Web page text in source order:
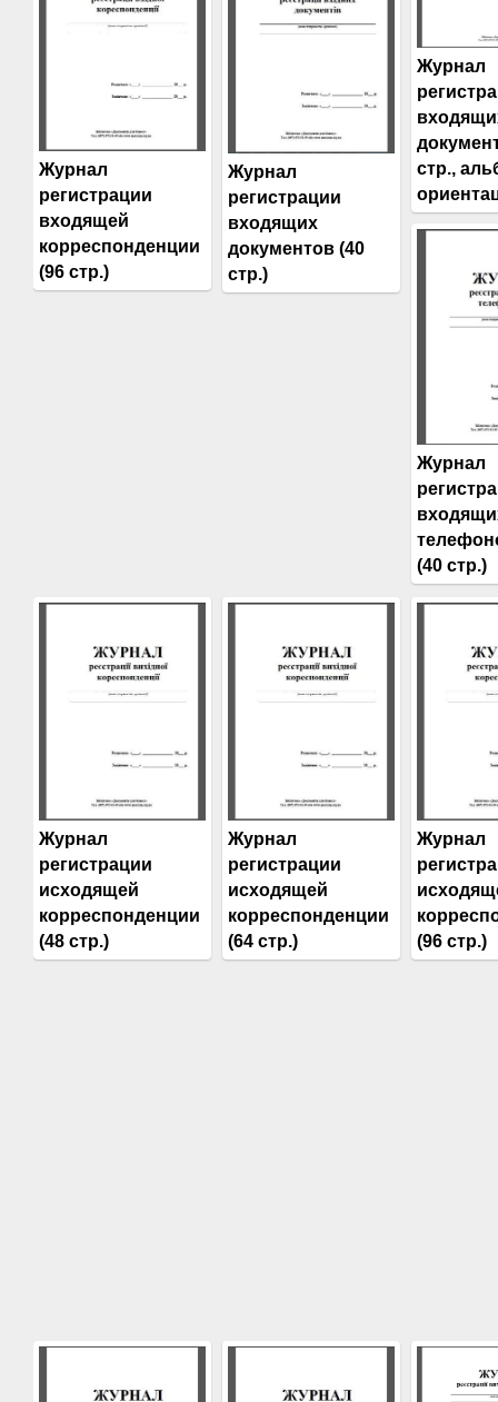
Журнал
регистрации
входящей
корреспонденции
(96 стр.)
Журнал
регистрации
входящих
документов (40
стр.)
Журнал
стр.,
Журнал
(40 стр.)
Журнал
регистрации
исходящей
корреспонденции
(48 стр.)
Журнал
регистрации
исходящей
корреспонденции
(64 стр.)
Журнал
(96 стр.)